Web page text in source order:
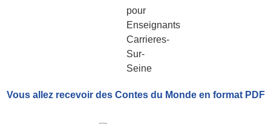
Vous allez recevoir des Contes du Monde en format PDF